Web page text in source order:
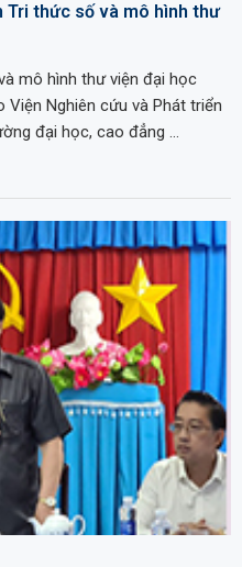
Tri thức số và mô hình thư
mô hình thư viện đại học
Viện Nghiên cứu và Phát triển
đại học, cao đẳng …